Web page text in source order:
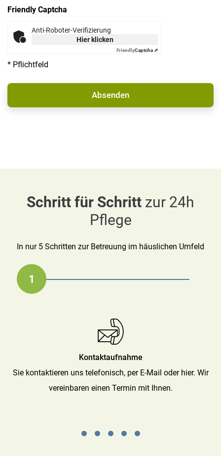
Friendly Captcha
Anti-Roboter-Verifizierung
Hier klicken
FriendlyCaptcha ⇗
* Pflichtfeld
Schritt für Schritt zur 24h
Pflege
In nur 5 Schritten zur Betreuung im häuslichen Umfeld
1
Kontaktaufnahme
Sie kontaktieren uns telefonisch, per E-Mail oder hier. Wir
vereinbaren einen Termin mit Ihnen.
2
Bedarfsprofil & Angebot
Mit dem ausgefüllten Erhebungsbogen beraten wir Sie
individuell und suchen die für Sie geeignete
3
Auswahl der Betreuungskraft
Sie wählen aus unseren Vorschlägen die für Sie passende
Betreuungskraft aus.
4
Beginn der Betreuung
Innerhalb von wenigen Tagen organisieren wir die Anreise
Ihrer Betreuungskraft.
5
Fortlaufende Betreuung
Während der gesamten Vertragspartner bleiben wir Ihr
alleiniger